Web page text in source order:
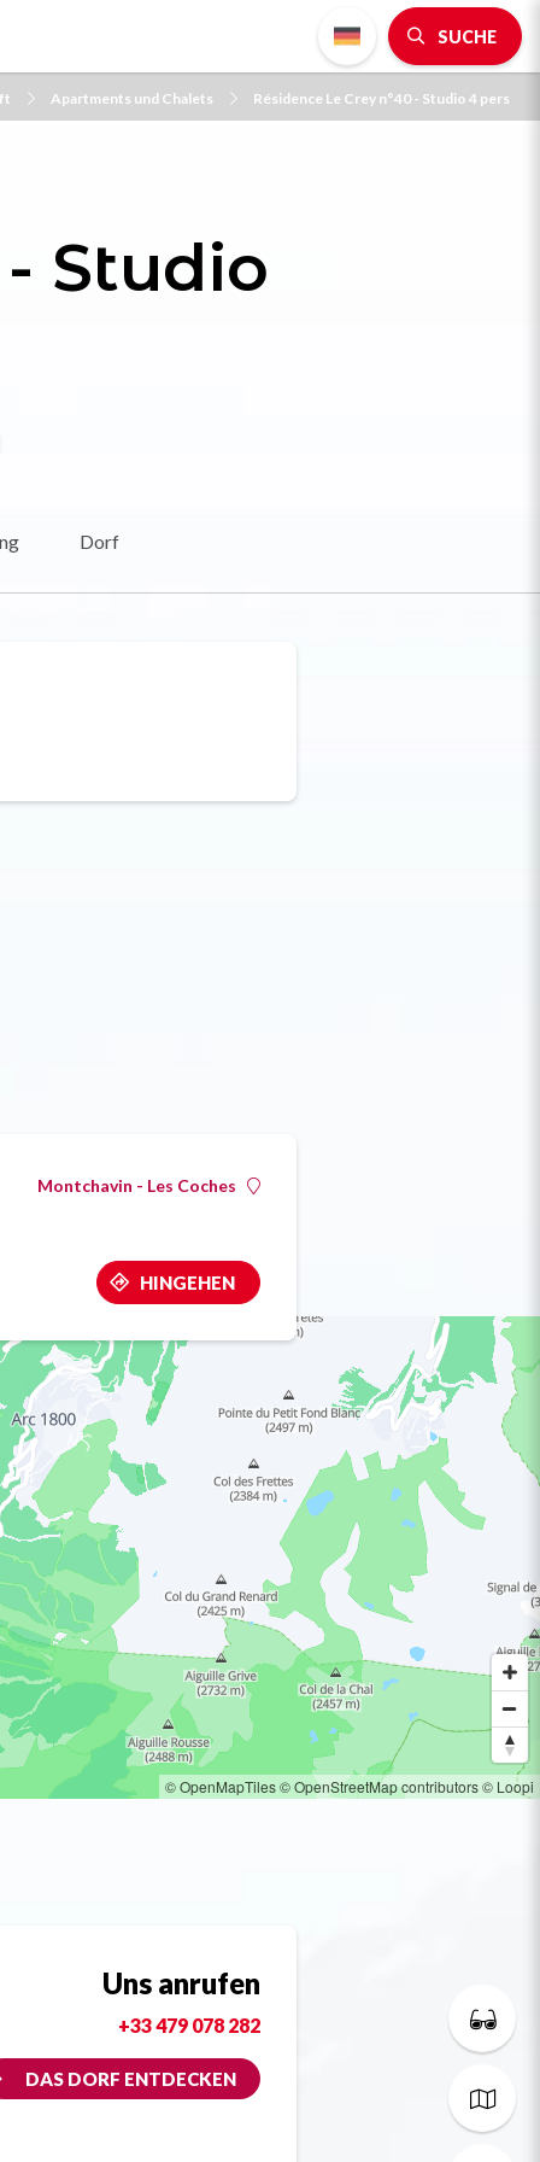
SUCHE
Apartments und Chalets Résidence Le Crey n°40 - Studio 4 pers
Studio
Dorf
Montchavin - Les Coches
HINGEHEN
© OpenMapTiles© OpenStreetMap contributors© Loopi
Uns anrufen
+33 479 078 282
DAS DORF ENTDECKEN